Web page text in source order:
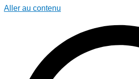
Aller au contenu